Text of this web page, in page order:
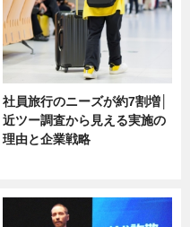
社員旅行のニーズが約7割増│
近ツー調査から見える実施の
理由と企業戦略